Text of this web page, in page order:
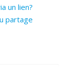
un lien?
partage